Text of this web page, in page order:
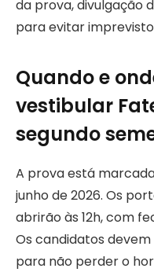
da prova, divulgação
para evitar
Quando e
vestibular
segundo
A prova está
junho de 2026. Os
abrirão às 12h, com
Os candidatos
para não perder o